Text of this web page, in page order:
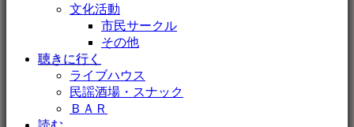
文化活動
市民サークル
その他
聴きに行く
ライブハウス
民謡酒場・スナック
ＢＡＲ